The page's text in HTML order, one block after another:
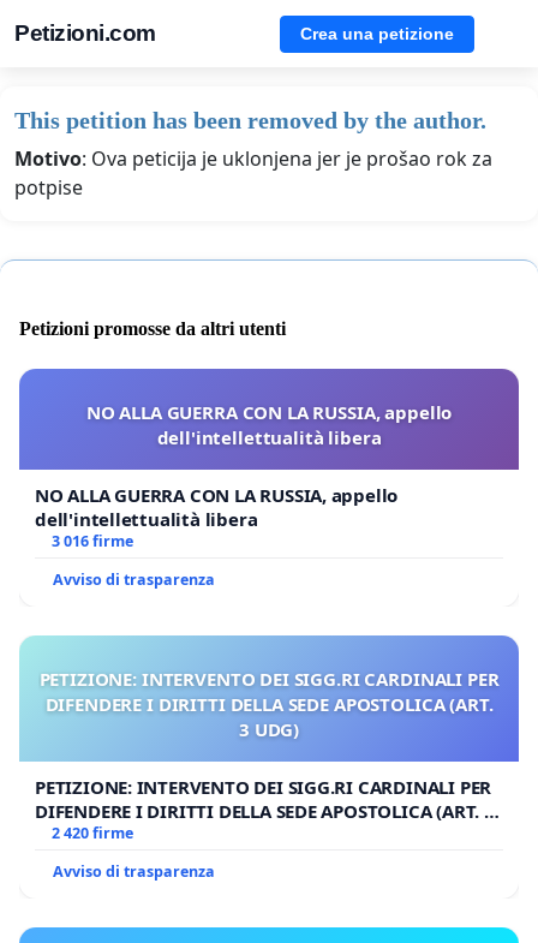
Petizioni.com Crea una petizione
This petition has been removed by the author.
Motivo: Ova peticija je uklonjena jer je prošao rok za
potpise
Petizioni promosse da altri utenti
NO ALLA GUERRA CON LA RUSSIA, appello
dell'intellettualità libera
NO ALLA GUERRA CON LA RUSSIA, appello
dell'intellettualità libera
3 016 firme
Avviso di trasparenza
PETIZIONE: INTERVENTO DEI SIGG.RI CARDINALI PER
DIFENDERE I DIRITTI DELLA SEDE APOSTOLICA (ART.
3 UDG)
PETIZIONE: INTERVENTO DEI SIGG.RI CARDINALI PER
DIFENDERE I DIRITTI DELLA SEDE APOSTOLICA (ART. 3
UDG)
2 420 firme
Avviso di trasparenza